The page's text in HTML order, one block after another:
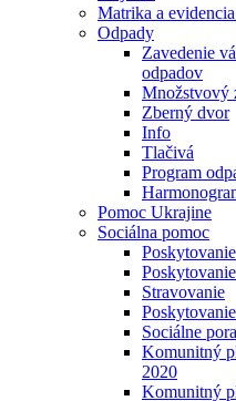
Matrika a
Odpady
Zavedenie
odpadov
Množstvový
Zberný dvor
Info
Tlačivá
Program
Pomoc Ukrajine
Sociálna pomoc
Stravovanie
Sociálne
Komunitný
2020
Komunitný